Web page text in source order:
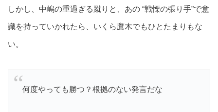
しかし、中嶋の重過ぎる蹴りと、あの “戦慄の張り手”で意
識を持っていかれたら、いくら鷹木でもひとたまりもな
い。
何度やっても勝つ？根拠のない発言だな